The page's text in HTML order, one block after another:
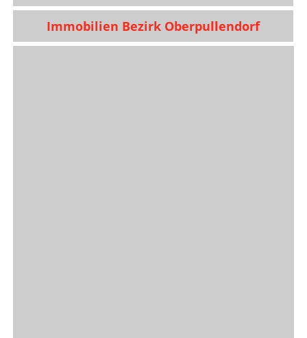
Immobilien Bezirk Oberpullendorf